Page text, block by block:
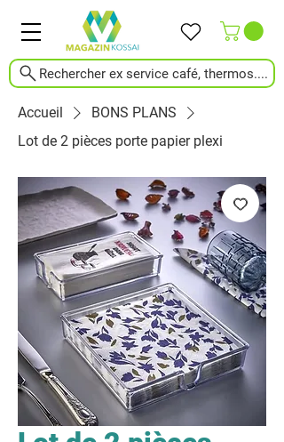
Rechercher ex service café, thermos....
Accueil
BONS PLANS
Lot de 2 pièces porte papier plexi